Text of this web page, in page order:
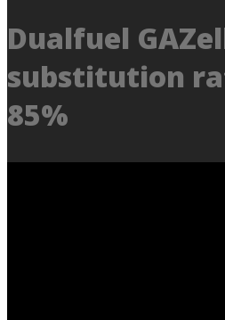
Dualfuel
substitution
85%